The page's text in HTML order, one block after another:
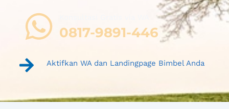
0817-9891-446
Aktifkan WA dan Landingpage Bimbel Anda